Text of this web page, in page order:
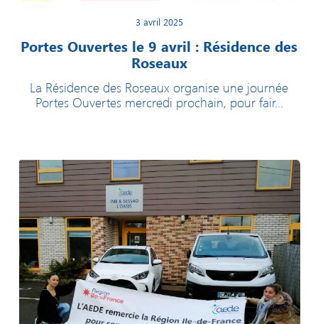
3 avril 2025
Portes Ouvertes le 9 avril : Résidence des
Roseaux
La Résidence des Roseaux organise une journée
Portes Ouvertes mercredi prochain, pour fair...